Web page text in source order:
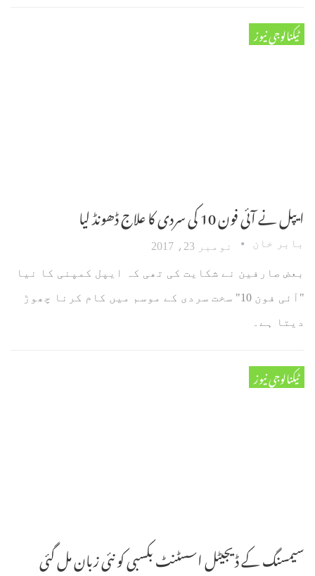
ٹیکنالوجی نیوز
ایپل نے آئی فون 10 کی سردی کا علاج ڈھونڈ لیا
بابر خان نومبر 23، 2017
بعض صارفین نے شکایت کی تھی کہ ایپل کمپنی کا نیا
"آئی فون 10" سخت سردی کے موسم میں کام کرنا چھوڑ
دیتا ہے۔
ٹیکنالوجی نیوز
سیمسنگ کے ڈیجیٹل اسسٹنٹ بکسبی کو نئی زبان مل گئی